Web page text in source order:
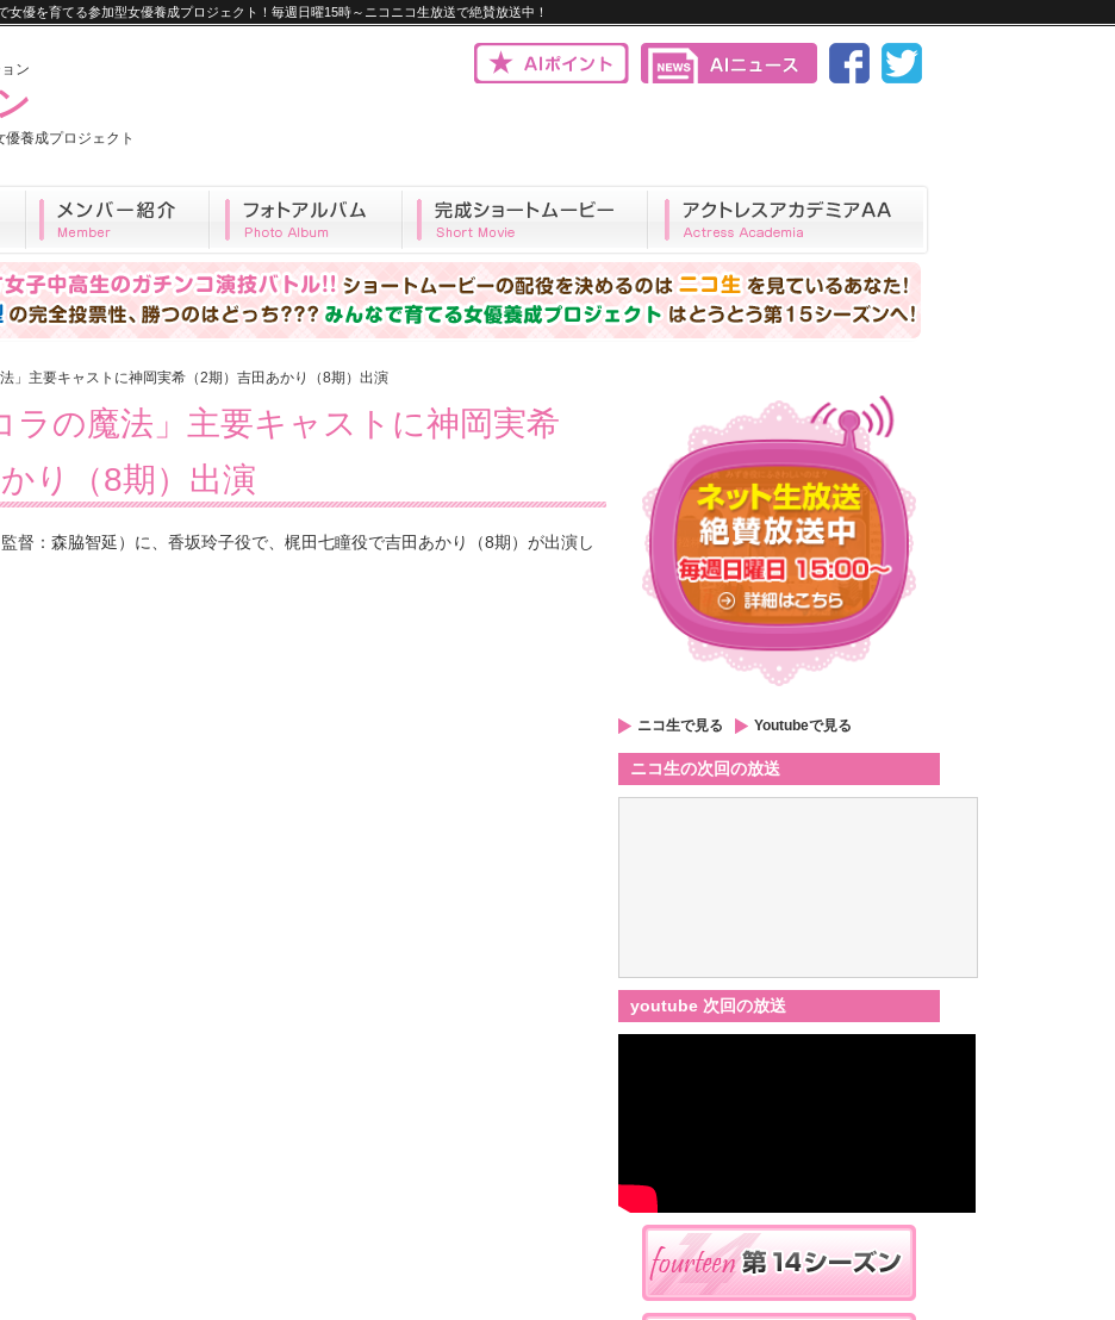
女優を育てる参加型女優養成プロジェクト！毎週日曜15時～ニコニコ生放送で絶賛放送中！
ン
養成プロジェクト
」主要キャストに神岡実希（2期）吉田あかり（8期）出演
の魔法」主要キャストに神岡実希
り（8期）出演
監督：森脇智延）に、香坂玲子役で、梶田七瞳役で吉田あかり（8期）が出演し
ニコ生で見る Youtubeで見る
ニコ生の次回の放送
youtube 次回の放送